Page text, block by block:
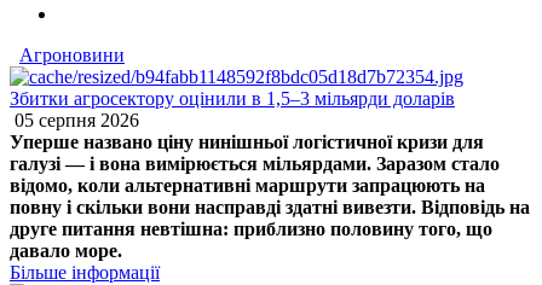
Агроновини
Збитки агросектору оцінили в 1,5–3 мільярди доларів
05 серпня 2026
Уперше названо ціну нинішньої логістичної кризи для
галузі — і вона вимірюється мільярдами. Заразом стало
відомо, коли альтернативні маршрути запрацюють на
повну і скільки вони насправді здатні вивезти. Відповідь на
друге питання невтішна: приблизно половину того, що
давало море.
Більше інформації